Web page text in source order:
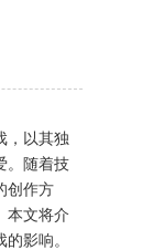
，以其独
。随着技
创作方
本文将介
影响。